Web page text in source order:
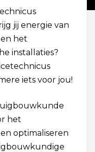
jij energie van
het
installaties?
iets voor jou!
het
optimaliseren